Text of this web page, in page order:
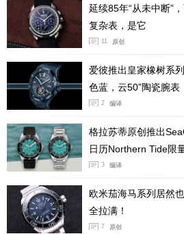
延续85年“从未中断”
复杂表，是它
11 原创
爱彼推出皇家橡树系
色蓝，云50”陶瓷腕表
2 编译
格拉苏蒂原创推出
日历Northern Tide限
3 编译
欧米茄海马系列居然
全拉满！
7 原创